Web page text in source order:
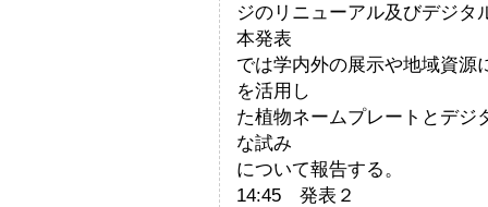
ジのリニューアル及びデジタ
本発表
では学内外の展示や地域資源
を活用し
た植物ネームプレートとデジ
な試み
について報告する。
14:45 発表２